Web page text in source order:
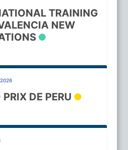
TRAINING
NEW
DE PERU